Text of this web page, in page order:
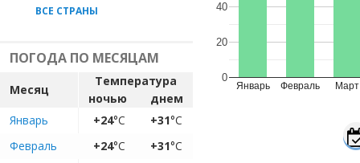
ВСЕ СТРАНЫ
ПОГОДА ПО МЕСЯЦАМ
Месяц
Температура
ночью
днем
Январь
+24°C +31°C
Февраль
+24°C +31°C
Январь Февраль Март
0
20
40